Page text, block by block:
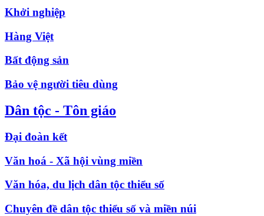
Khởi nghiệp
Hàng Việt
Bất động sản
Bảo vệ người tiêu dùng
Dân tộc - Tôn giáo
Đại đoàn kết
Văn hoá - Xã hội vùng miền
Văn hóa, du lịch dân tộc thiểu số
Chuyên đề dân tộc thiểu số và miền núi